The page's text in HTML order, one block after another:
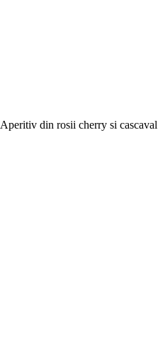
Aperitiv din rosii cherry si cascaval